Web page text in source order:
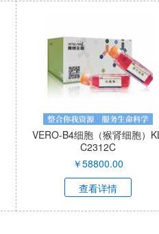
VERO-B4细胞（猴肾细胞）
C2312C
￥58800.00
查看详情